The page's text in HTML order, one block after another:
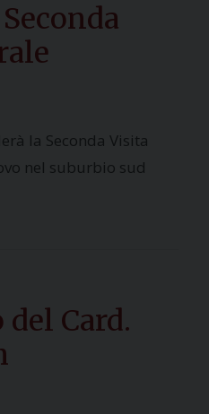
la Seconda Visita
nel suburbio sud
del Card.